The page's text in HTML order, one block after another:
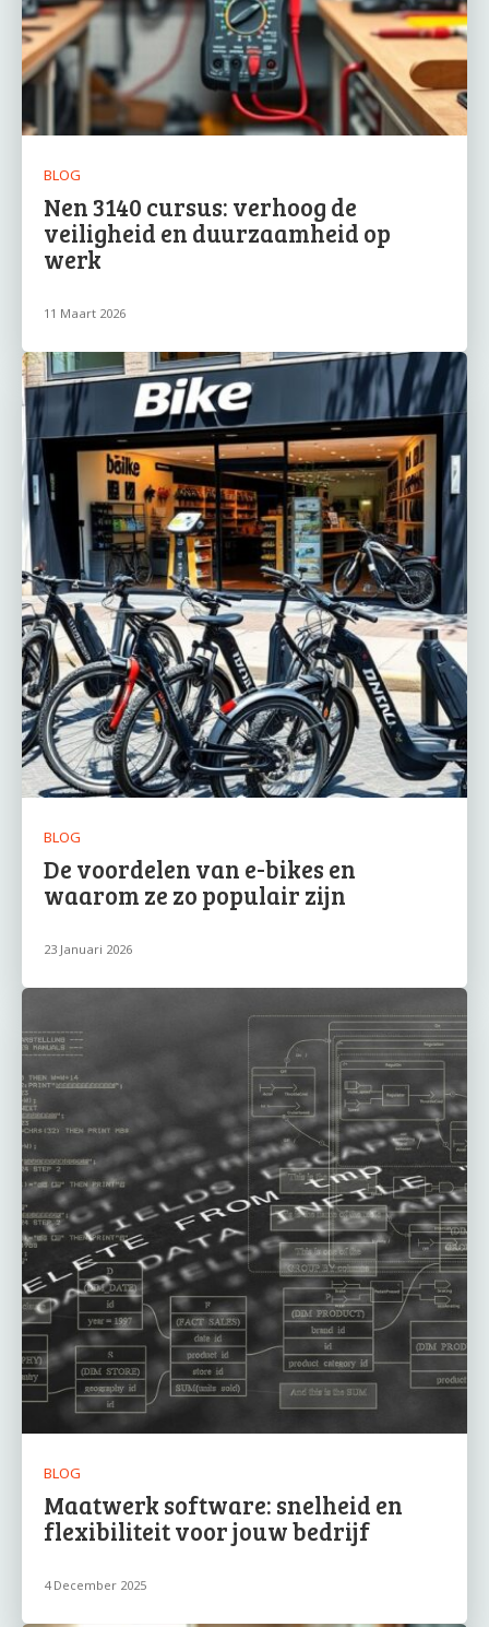
BLOG
Nen 3140 cursus: verhoog de
veiligheid en duurzaamheid op
werk
11 Maart 2026
BLOG
De voordelen van e-bikes en
waarom ze zo populair zijn
23 Januari 2026
BLOG
Maatwerk software: snelheid en
flexibiliteit voor jouw bedrijf
4 December 2025